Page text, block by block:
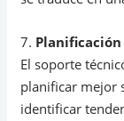
7.
El soporte
planificar mejor
identificar